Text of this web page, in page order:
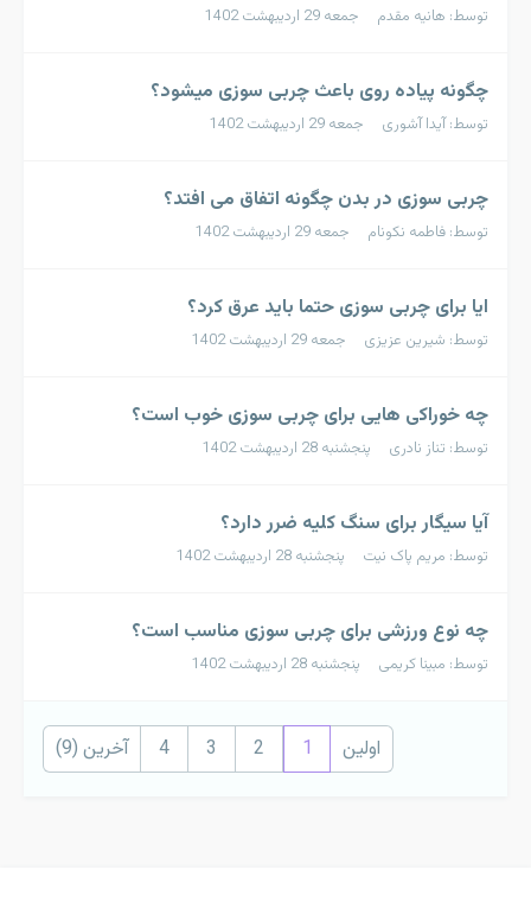
توسط: هانیه مقدم جمعه 29 اردیبهشت 1402
چگونه پیاده روی باعث چربی سوزی میشود؟
توسط: آیدا آشوری جمعه 29 اردیبهشت 1402
چربی سوزی در بدن چگونه اتفاق می افتد؟
توسط: فاطمه نکونام جمعه 29 اردیبهشت 1402
ایا برای چربی سوزی حتما باید عرق کرد؟
توسط: شیرین عزیزی جمعه 29 اردیبهشت 1402
چه خوراکی هایی برای چربی سوزی خوب است؟
توسط: تناز نادری پنجشنبه 28 اردیبهشت 1402
آیا سیگار برای سنگ کلیه ضرر دارد؟
توسط: مریم پاک نیت پنجشنبه 28 اردیبهشت 1402
چه نوع ورزشی برای چربی سوزی مناسب است؟
توسط: مبینا کریمی پنجشنبه 28 اردیبهشت 1402
اولین 1
2
3
4 آخرین (9)